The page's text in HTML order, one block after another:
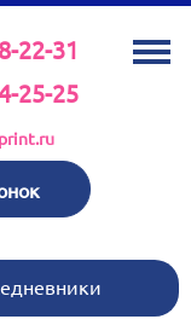
22-31
25-25